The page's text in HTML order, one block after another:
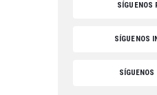
SÍGUENOS
SÍGUENOS